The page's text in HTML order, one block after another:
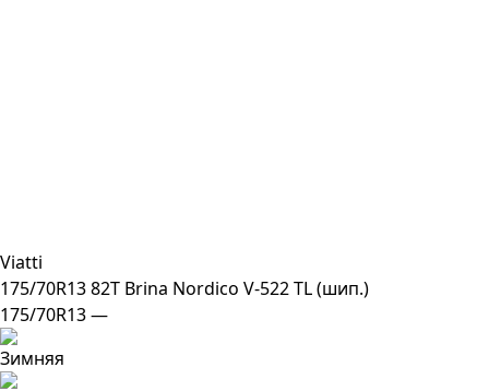
Viatti
175/70R13 82T Brina Nordico V-522 TL (шип.)
175/70R13 —